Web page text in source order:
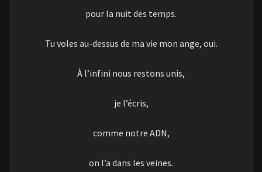
pour la nuit des temps.
Tu voles au-dessus de ma vie mon ange, oui.
À l’infini nous restons unis,
je l’écris,
comme notre ADN,
on l’a dans les veines.